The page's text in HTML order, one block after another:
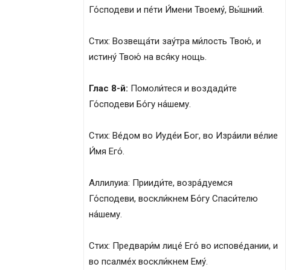
Го́сподеви и пе́ти И́мени Твоему́, Вы́шний.
Стих: Возвеща́ти зау́тра ми́лость Твою́, и
истину́ Твою́ на вся́ку нощь.
Глас 8-й: Помоли́теся и воздади́те
Го́сподеви Бо́гу на́шему.
Стих: Ве́дом во Иуде́и Бог, во Изра́или ве́лие
И́мя Его́.
Аллилуиа: Прииди́те, возра́дуемся
Го́сподеви, воскли́кнем Бо́гу Спаси́телю
на́шему.
Стих: Предвари́м лице́ Его́ во испове́дании, и
во псалме́х воскли́кнем Ему́.